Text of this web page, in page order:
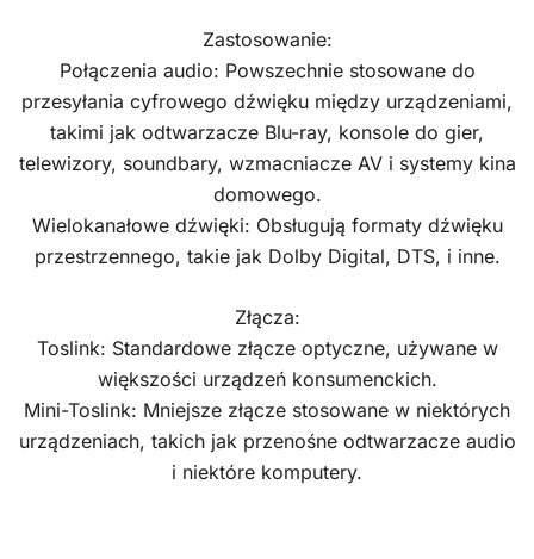
Zastosowanie:
Połączenia audio: Powszechnie stosowane do
przesyłania cyfrowego dźwięku między urządzeniami,
takimi jak odtwarzacze Blu-ray, konsole do gier,
telewizory, soundbary, wzmacniacze AV i systemy kina
domowego.
Wielokanałowe dźwięki: Obsługują formaty dźwięku
przestrzennego, takie jak Dolby Digital, DTS, i inne.
Złącza:
Toslink: Standardowe złącze optyczne, używane w
większości urządzeń konsumenckich.
Mini-Toslink: Mniejsze złącze stosowane w niektórych
urządzeniach, takich jak przenośne odtwarzacze audio
i niektóre komputery.